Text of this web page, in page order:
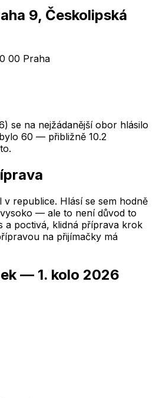
9, Českolipská
00 Praha
se na nejžádanější obor hlásilo
60 — přibližně 10.2
republice. Hlásí se sem hodně
— ale to není důvod to
a poctivá, klidná příprava krok
na přijímačky má
— 1. kolo 2026